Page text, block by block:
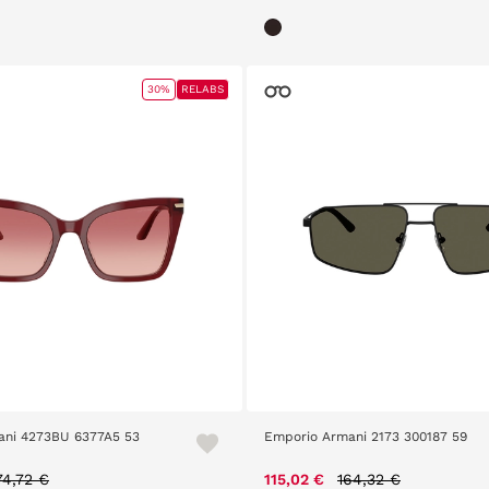
4273BU 6377A5 53
reduced from
€
30% RELABS
Emporio Armani 2173 300187 59
115,02 € Price reduced from
164,32 €